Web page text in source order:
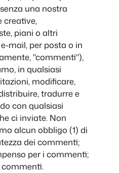
una nostra
creative,
piani o altri
mail, per posta o in
"commenti"),
in qualsiasi
modificare,
tradurre e
con qualsiasi
ci inviate. Non
alcun obbligo (1) di
dei commenti;
per i commenti;
commenti.